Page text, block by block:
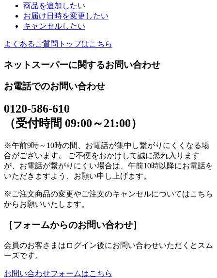
商品を追加したい
お届け日時を変更したい
キャンセルしたい
よくあるご質問トップはこちら
ネットスーパーに関するお問い合わせ
お電話でのお問い合わせ
0120-586-610
（受付時間 09:00～21:00）
※午前9時～10時の間、お電話が集中し繋がりにくくなる場
合がございます。 ご不便をおかけして誠に恐れ入ります
が、お電話が繋がりにくい場合は、午前10時以降にお電話を
いただきますよう、お願い申し上げます。
※ご注文商品の変更やご注文のキャンセルについてはこちら
からお願いいたします。
［フォームからのお問い合わせ］
会員のお客さまはログイン後にお問い合わせいただくとスム
ーズです。
お問い合わせフォームはこちら